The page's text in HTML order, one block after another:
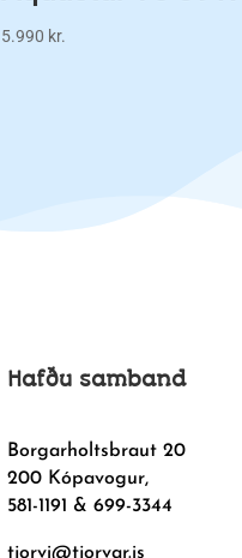
5.990 kr.
Hafðu samband
Borgarholtsbraut 20
200 Kópavogur,
581-1191 & 699-3344
tjorvi@tjorvar.is